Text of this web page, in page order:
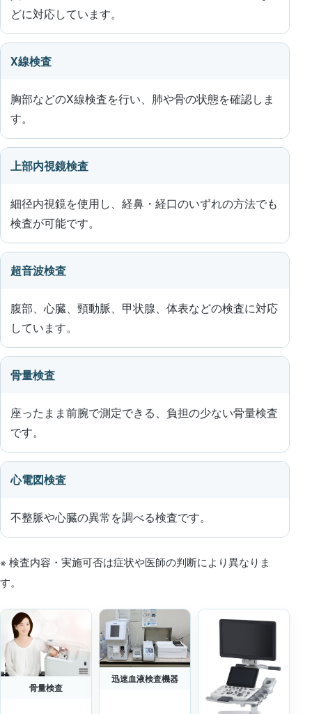
どに対応しています。
X線検査
胸部などのX線検査を行い、肺や骨の状態を確認しま
す。
上部内視鏡検査
細径内視鏡を使用し、経鼻・経口のいずれの方法でも
検査が可能です。
超音波検査
腹部、心臓、頸動脈、甲状腺、体表などの検査に対応
しています。
骨量検査
座ったまま前腕で測定できる、負担の少ない骨量検査
です。
心電図検査
不整脈や心臓の異常を調べる検査です。
※ 検査内容・実施可否は症状や医師の判断により異なりま
す。
骨量検査
迅速血液検査機器